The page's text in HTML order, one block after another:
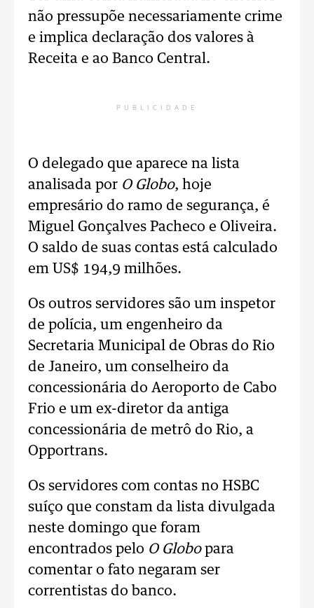
não pressupõe necessariamente crime
e implica declaração dos valores à
Receita e ao Banco Central.
PUBLICIDADE
O delegado que aparece na lista
analisada por O Globo, hoje
empresário do ramo de segurança, é
Miguel Gonçalves Pacheco e Oliveira.
O saldo de suas contas está calculado
em US$ 194,9 milhões.
Os outros servidores são um inspetor
de polícia, um engenheiro da
Secretaria Municipal de Obras do Rio
de Janeiro, um conselheiro da
concessionária do Aeroporto de Cabo
Frio e um ex-diretor da antiga
concessionária de metrô do Rio, a
Opportrans.
Os servidores com contas no HSBC
suíço que constam da lista divulgada
neste domingo que foram
encontrados pelo O Globopara
comentar o fato negaram ser
correntistas do banco.